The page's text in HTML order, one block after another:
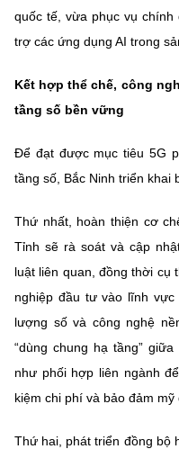
quốc tế, vừa phục vụ chính
trợ các ứng dụng AI trong
Kết hợp thể chế, công
tầng số bền vững
Để đạt được mục tiêu 5G
tầng số, Bắc Ninh triển khai
Thứ nhất, hoàn thiện cơ
Tỉnh sẽ rà soát và cập
luật liên quan, đồng thời cụ
nghiệp đầu tư vào lĩnh
lượng số và công nghệ
“dùng chung hạ tầng” giữa
như phối hợp liên ngành để
kiệm chi phí và bảo đảm mỹ
Thứ hai, phát triển đồng bộ